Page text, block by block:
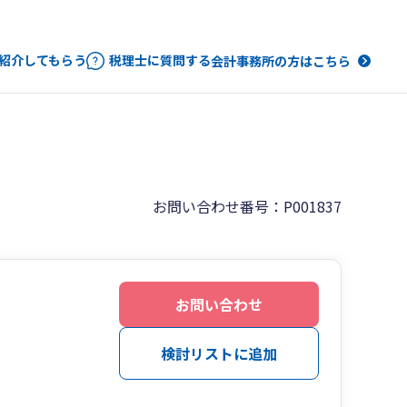
介してもらう 税理士に質問する会計事務所の方はこちら
お問い合わせ番号：P001837
お問い合わせ
検討リストに追加